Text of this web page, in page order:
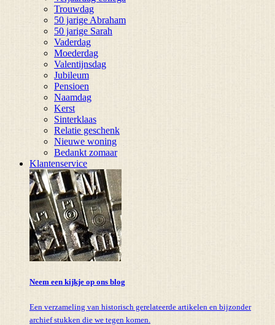
Trouwdag
50 jarige Abraham
50 jarige Sarah
Vaderdag
Moederdag
Valentijnsdag
Jubileum
Pensioen
Naamdag
Kerst
Sinterklaas
Relatie geschenk
Nieuwe woning
Bedankt zomaar
Klantenservice
Neem een kijkje op ons blog
Een verzameling van historisch gerelateerde artikelen en bijzonder
archief stukken die we tegen komen.